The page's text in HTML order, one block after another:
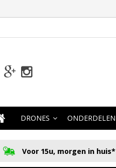
DRONES ONDERDELEN
Voor 15u, morgen in huis*